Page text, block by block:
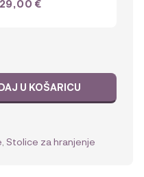
€
U KOŠARICU
Stolice za hranjenje